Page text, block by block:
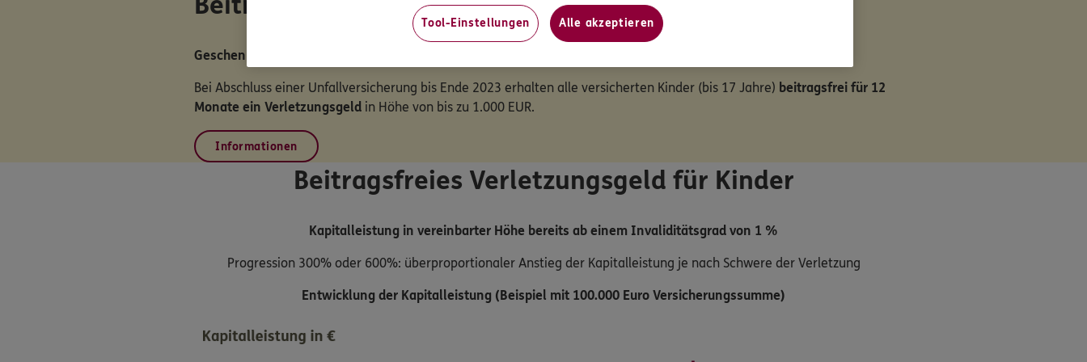
Geschenk für Familien
Bei Abschluss einer Unfallversicherung bis Ende 2023 erhalten alle versicherten Kinder (bis 17 Jahre) beitragsfrei für 12
Monate ein Verletzungsgeld in Höhe von bis zu 1.000 EUR.
Informationen
Beitragsfreies Verletzungsgeld für Kinder
Kapitalleistung in vereinbarter Höhe bereits ab einem Invaliditätsgrad von 1 %
Progression 300% oder 600%: überproportionaler Anstieg der Kapitalleistung je nach Schwere der Verletzung
Entwicklung der Kapitalleistung (Beispiel mit 100.000 Euro Versicherungssumme)
Tool-Einstellungen Alle akzeptieren